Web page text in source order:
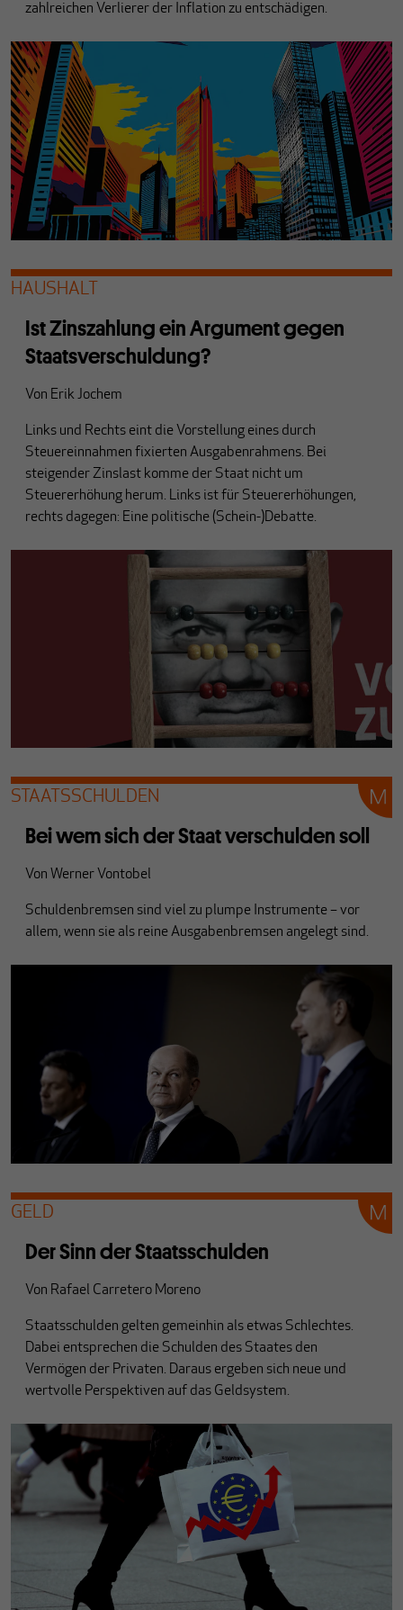
zahlreichen Verlierer der Inflation zu entschädigen.
HAUSHALT
Ist Zinszahlung ein Argument gegen
Staatsverschuldung?
Von Erik Jochem
Links und Rechts eint die Vorstellung eines durch
Steuereinnahmen fixierten Ausgabenrahmens. Bei
steigender Zinslast komme der Staat nicht um
Steuererhöhung herum. Links ist für Steuererhöhungen,
rechts dagegen: Eine politische (Schein-)Debatte.
STAATSSCHULDEN
Bei wem sich der Staat verschulden soll
Von Werner Vontobel
Schuldenbremsen sind viel zu plumpe Instrumente – vor
allem, wenn sie als reine Ausgabenbremsen angelegt sind.
GELD
Der Sinn der Staatsschulden
Von Rafael Carretero Moreno
Staatsschulden gelten gemeinhin als etwas Schlechtes.
Dabei entsprechen die Schulden des Staates den
Vermögen der Privaten. Daraus ergeben sich neue und
wertvolle Perspektiven auf das Geldsystem.